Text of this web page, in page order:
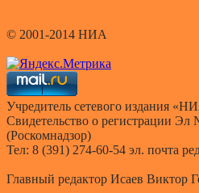
© 2001-2014 НИА
Учредитель сетевого издания
Свидетельство о регистрации
(Роскомнадзор)
Тел: 8 (391) 274-60-54 эл. почта
Главный редактор Исаев Виктор